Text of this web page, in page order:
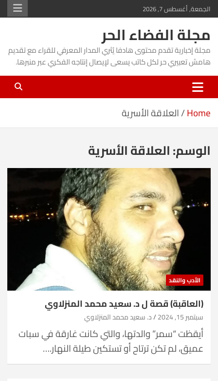
Skip
to
content
الجمعة, أغسطس 7, 2026
مجلة الفضاء الحر
مجلة إخبارية تقدم محتوى هادفا يُثري المدار المعرفي للقراء مع تقديم
هامش تعبيري حر لكل كاتب يسعى لإيصال إنتاجه الفكري عبر منبرها.
Home العلاقة الأسرية
الوسم:العلاقة الأسرية
الأدب والنقد
(العاقبة) قصة ل د. سعيد محمد المنزلاوي
سبتمبر 15, 2024 د. سعيد محمد المنزلاوي
أيقظت “سمر” والدتها، والتي كانت غارقة في سبات
عميق، لم تكن ترتاح أو تستكين طيلة النهار.…